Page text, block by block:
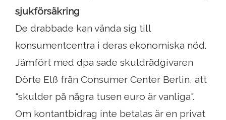
sjukförsäkring
De drabbade kan vända sig till
konsumentcentra i deras ekonomiska nöd.
Jämfört med dpa sade skuldrådgivaren
Dörte Elß från Consumer Center Berlin, att
"skulder på några tusen euro är vanliga".
Om kontantbidrag inte betalas är en privat